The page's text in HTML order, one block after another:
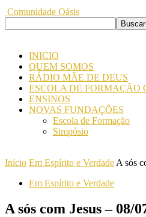
Comunidade Oásis
INICIO
QUEM SOMOS
RÁDIO MÃE DE DEUS
ESCOLA DE FORMAÇÃO
ENSINOS
NOVAS FUNDAÇÕES
Escola de Formação
Simpósio
Início Em Espírito e Verdade A sós
Em Espírito e Verdade
A sós com Jesus – 08/